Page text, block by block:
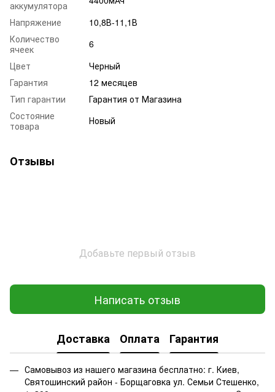
аккумулятора
Напряжение
10,8В-11,1В
Количество
ячеек
6
Цвет
Черный
Гарантия
12 месяцев
Тип гарантии
Гарантия от Магазина
Состояние
товара
Новый
Отзывы
Добавьте первый отзыв
Написать отзыв
Доставка Оплата Гарантия
Самовывоз из нашего магазина бесплатно: г. Киев,
Святошинский район - Борщаговка ул. Семьи Стешенко,